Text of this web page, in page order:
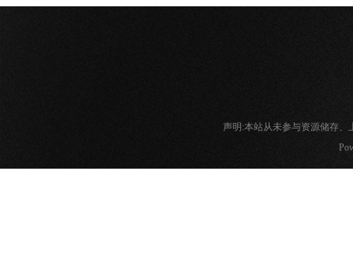
声明:本站从未参与资源储存、